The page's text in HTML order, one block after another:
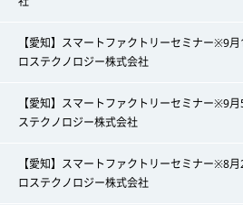
【愛知】スマートファクトリーセミナー※9
ロステクノロジー株式会社
【愛知】スマートファクトリーセミナー※9
ステクノロジー株式会社
【愛知】スマートファクトリーセミナー※8
ロステクノロジー株式会社